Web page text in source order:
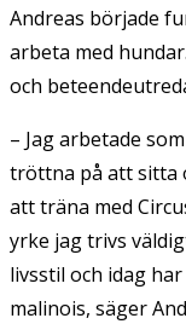
Andreas började
arbeta med
och
– Jag arbetade
tröttna på att sitta
att träna med
yrke jag trivs
livsstil och idag
malinois, säger